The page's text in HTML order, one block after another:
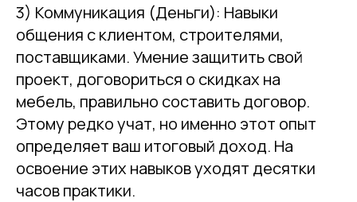
3) Коммуникация (Деньги): Навыки
общения с клиентом, строителями,
поставщиками. Умение защитить свой
проект, договориться о скидках на
мебель, правильно составить договор.
Этому редко учат, но именно этот опыт
определяет ваш итоговый доход. На
освоение этих навыков уходят десятки
часов практики.